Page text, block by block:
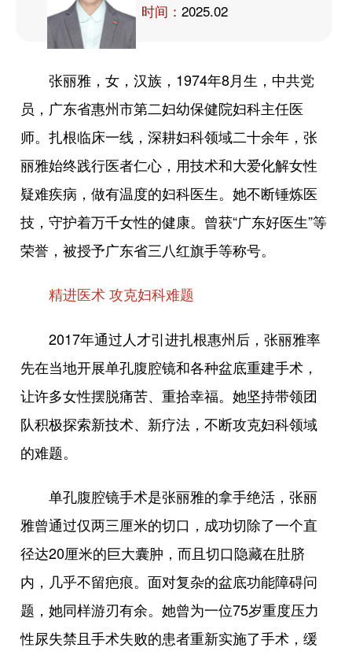
时间： 2025.02
张丽雅，女，汉族，1974年8月生，中共党
员，广东省惠州市第二妇幼保健院妇科主任医
师。扎根临床一线，深耕妇科领域二十余年，张
丽雅始终践行医者仁心，用技术和大爱化解女性
疑难疾病，做有温度的妇科医生。她不断锤炼医
技，守护着万千女性的健康。曾获“广东好医生”等
荣誉，被授予广东省三八红旗手等称号。
精进医术 攻克妇科难题
2017年通过人才引进扎根惠州后，张丽雅率
先在当地开展单孔腹腔镜和各种盆底重建手术，
让许多女性摆脱痛苦、重拾幸福。她坚持带领团
队积极探索新技术、新疗法，不断攻克妇科领域
的难题。
单孔腹腔镜手术是张丽雅的拿手绝活，张丽
雅曾通过仅两三厘米的切口，成功切除了一个直
径达20厘米的巨大囊肿，而且切口隐藏在肚脐
内，几乎不留疤痕。面对复杂的盆底功能障碍问
题，她同样游刃有余。她曾为一位75岁重度压力
性尿失禁且手术失败的患者重新实施了手术，缓